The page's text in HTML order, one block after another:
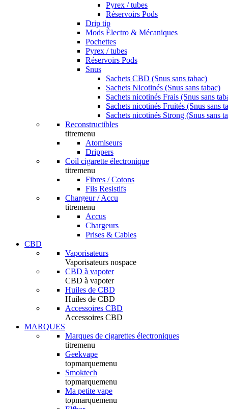
Pyrex / tubes
Réservoirs Pods
Drip tip
Mods Électro & Mécaniques
Pochettes
Pyrex / tubes
Réservoirs Pods
Snus
Sachets CBD (Snus sans tabac)
Sachets Nicotinés (Snus sans tabac)
Sachets nicotinés Frais (Snus sans
Sachets nicotinés Fruités (Snus sans
Sachets nicotinés Strong (Snus sans
Reconstructibles
titremenu
Atomiseurs
Drippers
Coil cigarette électronique
titremenu
Fibres / Cotons
Fils Resistifs
Chargeur / Accu
titremenu
Accus
Chargeurs
Prises & Cables
CBD
Vaporisateurs
Vaporisateurs nospace
CBD à vapoter
CBD à vapoter
Huiles de CBD
Huiles de CBD
Accessoires CBD
Accessoires CBD
MARQUES
Marques de cigarettes électroniques
titremenu
Geekvape
topmarquemenu
Smoktech
topmarquemenu
Ma petite vape
topmarquemenu